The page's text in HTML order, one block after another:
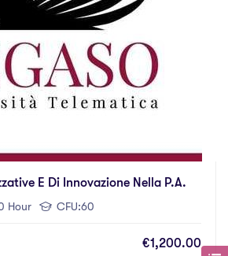
E Di Innovazione Nella P.A.
Hour CFU:60
€1,200.00